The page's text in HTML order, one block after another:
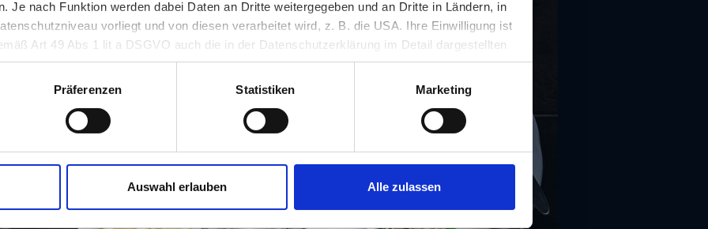
Je nach Funktion werden dabei Daten an Dritte weitergegeben und an Dritte in Ländern, in
vorliegt und von diesen verarbeitet wird, z. B. die USA. Ihre Einwilligung ist
Art 49 Abs 1 lit a DSGVO auch die in der Datenschutzerklärung im Detail dargestellten
in unsicheren Drittstaaten, wie insbesondere den USA. Ihre Einwilligung ist für die Nutzung
und kann jederzeit auf unserer Seite abgelehnt oder widerrufen werden.
Präferenzen Statistiken Marketing
Auswahl erlauben Alle zulassen